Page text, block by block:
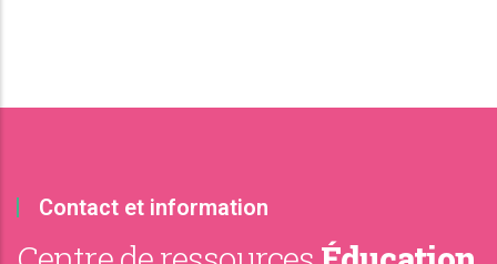
Contact et information